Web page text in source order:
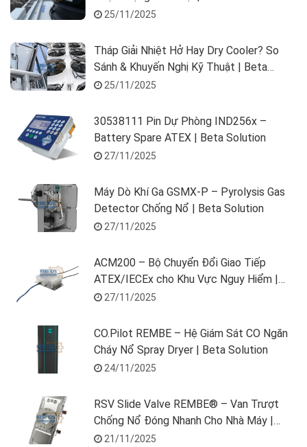
25/11/2025
Tháp Giải Nhiệt Hở Hay Dry Cooler? So
Sánh & Khuyến Nghị Kỹ Thuật | Beta
Solution
25/11/2025
30538111 Pin Dự Phòng IND256x –
Battery Spare ATEX | Beta Solution
27/11/2025
Máy Dò Khí Ga GSMX-P – Pyrolysis Gas
Detector Chống Nổ | Beta Solution
27/11/2025
ACM200 – Bộ Chuyển Đổi Giao Tiếp
ATEX/IECEx cho Khu Vực Nguy Hiểm |
METTLER TOLEDO
27/11/2025
CO.Pilot REMBE – Hệ Giám Sát CO Ngăn
Cháy Nổ Spray Dryer | Beta Solution
24/11/2025
RSV Slide Valve REMBE® – Van Trượt
Chống Nổ Đóng Nhanh Cho Nhà Máy |
Beta Solution
21/11/2025